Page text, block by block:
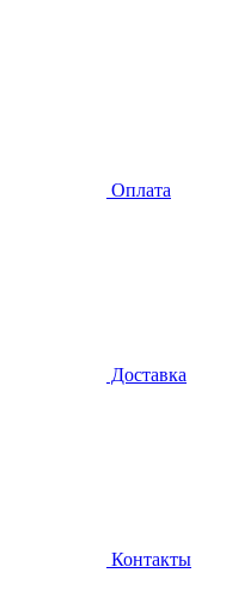
Оплата
Доставка
Контакты